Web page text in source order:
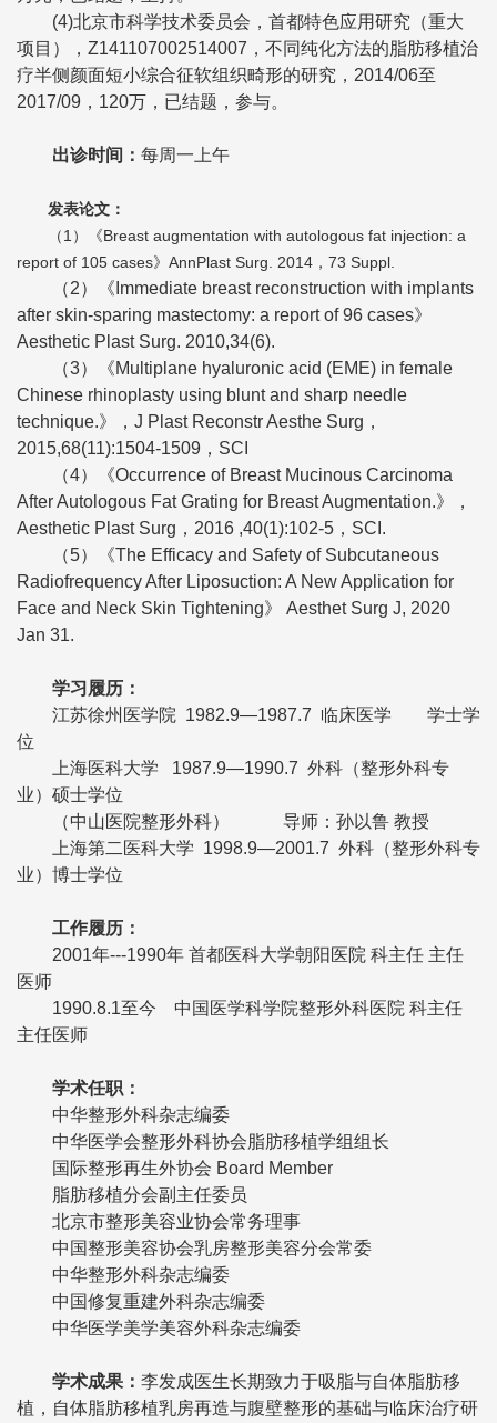
(4)北京市科学技术委员会，首都特色应用研究（重大
项目），Z141107002514007，不同纯化方法的脂肪移植治
疗半侧颜面短小综合征软组织畸形的研究，2014/06至
2017/09，120万，已结题，参与。
出诊时间 ： 每周一上午
发表论文 ：
（1）《Breast augmentation with autologous fat injection: a
report of 105 cases》AnnPlast Surg. 2014，73 Suppl.
（2）《Immediate breast reconstruction with implants
after skin-sparing mastectomy: a report of 96 cases》
Aesthetic Plast Surg. 2010,34(6).
（3）《Multiplane hyaluronic acid (EME) in female
Chinese rhinoplasty using blunt and sharp needle
technique.》，J Plast Reconstr Aesthe Surg，
2015,68(11):1504-1509，SCI
（4）《Occurrence of Breast Mucinous Carcinoma
After Autologous Fat Grating for Breast Augmentation.》，
Aesthetic Plast Surg，2016 ,40(1):102-5，SCI.
（5）《The Efficacy and Safety of Subcutaneous
Radiofrequency After Liposuction: A New Application for
Face and Neck Skin Tightening》 Aesthet Surg J, 2020
Jan 31.
学习履历 ：
江苏徐州医学院 1982.9—1987.7 临床医学 学士学
位
上海医科大学 1987.9—1990.7 外科（整形外科专
业）硕士学位
（中山医院整形外科） 导师：孙以鲁 教授
上海第二医科大学 1998.9—2001.7 外科（整形外科专
业）博士学位
工作履历 ：
2001年---1990年 首都医科大学朝阳医院 科主任 主任
医师
1990.8.1至今 中国医学科学院整形外科医院 科主任
主任医师
学术任职 ：
中华整形外科杂志编委
中华医学会整形外科协会脂肪移植学组组长
国际整形再生外协会 Board Member
脂肪移植分会副主任委员
北京市整形美容业协会常务理事
中国整形美容协会乳房整形美容分会常委
中华整形外科杂志编委
中国修复重建外科杂志编委
中华医学美学美容外科杂志编委
学术成果 ： 李发成医生长期致力于吸脂与自体脂肪移
植，自体脂肪移植乳房再造与腹壁整形的基础与临床治疗研